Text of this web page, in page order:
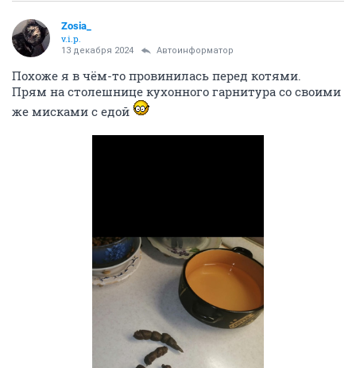
Zosia_
v.i.p.
13 декабря 2024 Автоинформатор
Похоже я в чём-то провинилась перед котями.
Прям на столешнице кухонного гарнитура со своими
же мисками с едой